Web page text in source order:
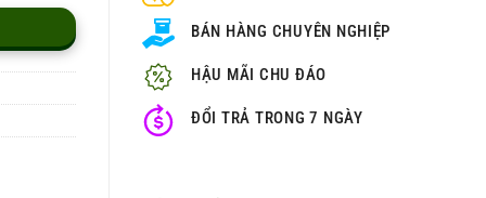
BÁN HÀNG CHUYÊN NGHIỆP
HẬU MÃI CHU ĐÁO
ĐỔI TRẢ TRONG 7 NGÀY